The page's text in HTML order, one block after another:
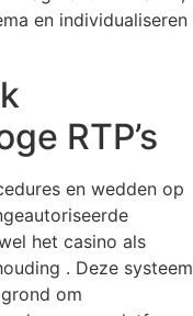
en individualiseren
RTP’s
en wedden op
het casino als
. Deze systeem
om